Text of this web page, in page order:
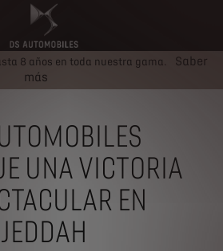
8 años en toda nuestra gama.
Saber
más
UNA VICTORIA
EN
JEDDAH